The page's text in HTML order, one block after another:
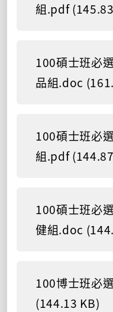
組.pdf
100碩士班必
品組.doc
100碩士班必
組.pdf
100碩士班必
健組.doc
100博士班必
(144.13 KB)